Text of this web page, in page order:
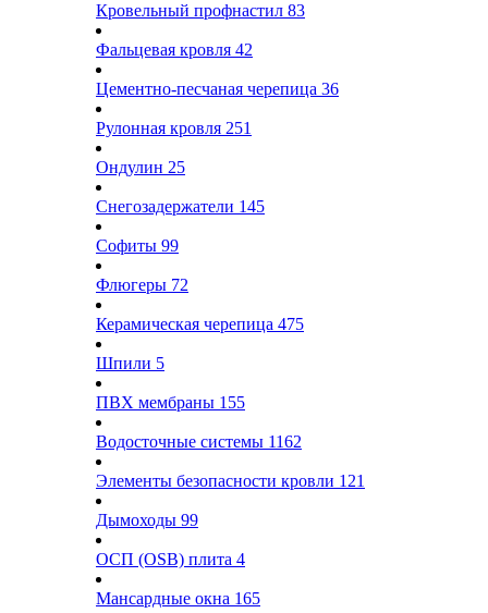
Кровельный профнастил 83
Фальцевая кровля 42
Цементно-песчаная черепица 36
Рулонная кровля 251
Ондулин 25
Снегозадержатели 145
Софиты 99
Флюгеры 72
Керамическая черепица 475
Шпили 5
ПВХ мембраны 155
Водосточные системы 1162
Элементы безопасности кровли 121
Дымоходы 99
ОСП (OSB) плита 4
Мансардные окна 165